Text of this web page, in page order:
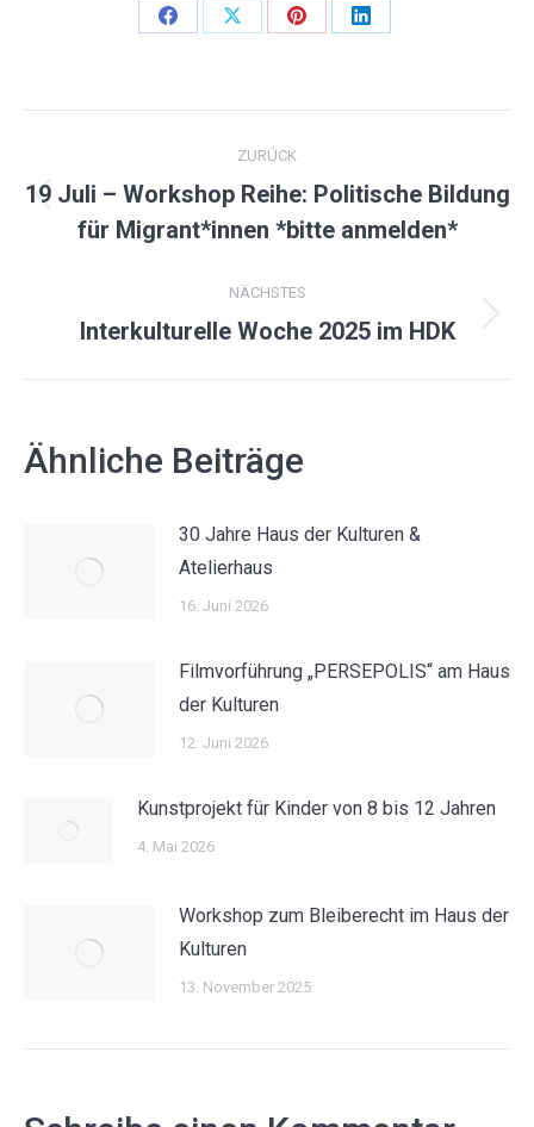
Share
Share
Share
Share
ZURÜCK
Vorheriger
Beitrag:
19 Juli – Workshop Reihe: Politische Bildung
für Migrant*innen *bitte anmelden*
NÄCHSTES
Nächster
Interkulturelle Woche 2025 im HDK
Ähnliche Beiträge
30 Jahre Haus der Kulturen &
Atelierhaus
16. Juni 2026
Filmvorführung „PERSEPOLIS“ am Haus
der Kulturen
12. Juni 2026
Kunstprojekt für Kinder von 8 bis 12 Jahren
4. Mai 2026
Workshop zum Bleiberecht im Haus der
Kulturen
13. November 2025